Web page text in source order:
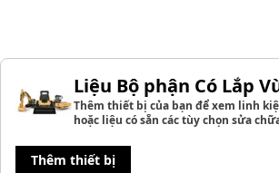
Liệu Bộ phận Có Lắp
Thêm thiết bị của bạn để xem linh
hoặc liệu có sẵn các tùy chọn sửa
Thêm thiết bị